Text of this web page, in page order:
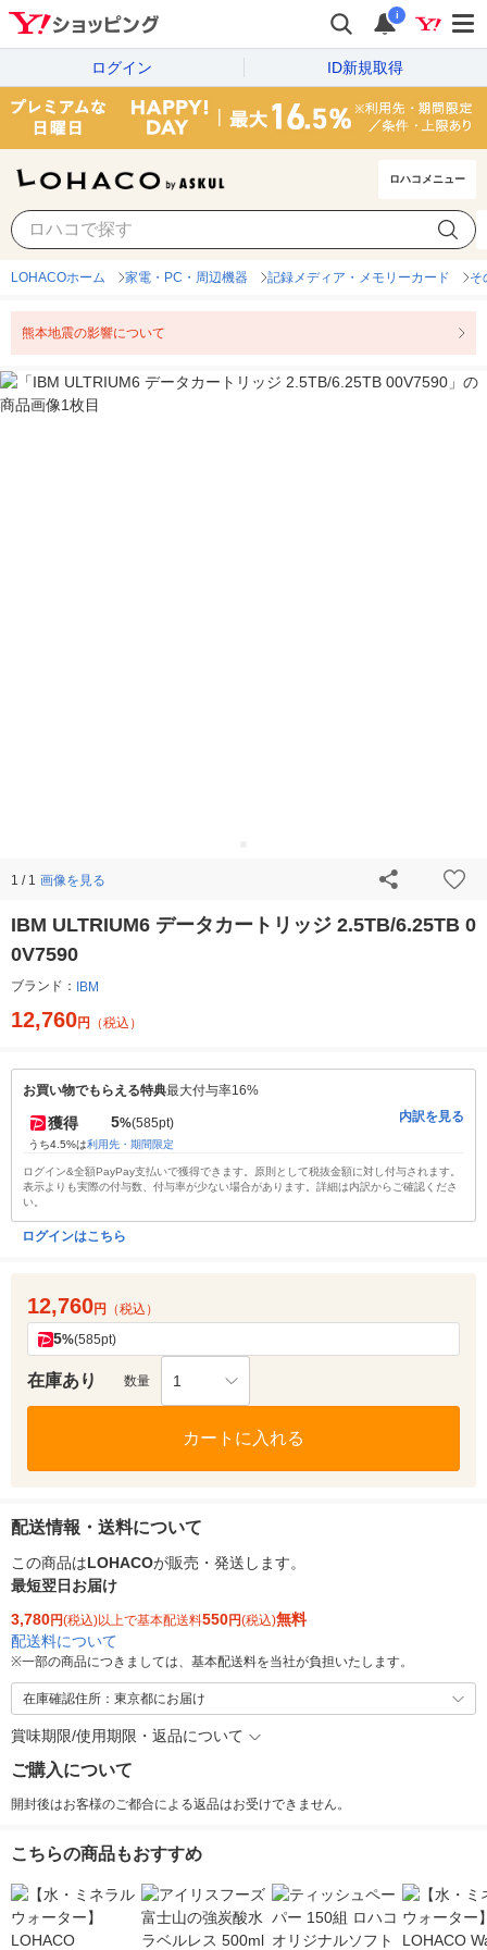
i
ログイン ID新規取得
ロハコメニュー
LOHACOホーム 家電・PC・周辺機器 記録メディア・メモリーカード そ
熊本地震の影響について
1 / 1 画像を見る
IBM ULTRIUM6 データカートリッジ 2.5TB/6.25TB 0
0V7590
ブランド： IBM
12,760円 （税込）
お買い物でもらえる特典最大付与率16%
獲得 5%(585pt)
うち4.5%は利用先・期間限定
内訳を見る
ログイン&全額PayPay支払いで獲得できます。原則として税抜金額に対し付与されます。
表示よりも実際の付与数、付与率が少ない場合があります。詳細は内訳からご確認くださ
い。
ログインはこちら
12,760円 （税込）
5%(585pt)
在庫あり 数量 1
カートに入れる
配送情報・送料について
この商品はLOHACOが販売・発送します。
最短翌日お届け
3,780円(税込)以上で基本配送料550円(税込)無料
配送料について
※一部の商品につきましては、基本配送料を当社が負担いたします。
在庫確認住所：東京都にお届け
賞味期限/使用期限・返品について
ご購入について
開封後はお客様のご都合による返品はお受けできません。
こちらの商品もおすすめ